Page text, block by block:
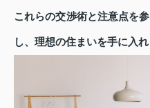
これらの交渉術と注意点を
し、理想の住まいを手に入れ